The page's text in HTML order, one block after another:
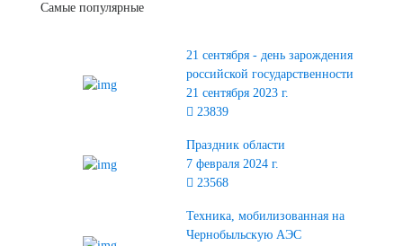
Самые популярные
21 сентября - день зарождения
российской государственности
21 сентября 2023 г.
23839
Праздник области
7 февраля 2024 г.
23568
Техника, мобилизованная на
Чернобыльскую АЭС